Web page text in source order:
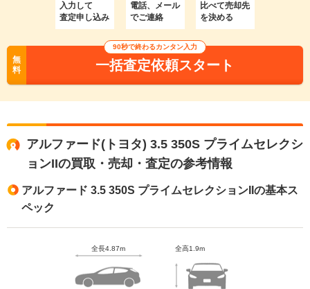
入力して
査定申し込み
電話、メール
でご連絡
比べて売却先
を決める
無
料
90秒で終わるカンタン入力
一括査定依頼スタート
アルファード(トヨタ) 3.5 350S プライムセレクシ
ョンIIの買取・売却・査定の参考情報
アルファード 3.5 350S プライムセレクションIIの基本ス
ペック
全長4.87m 全高1.9m